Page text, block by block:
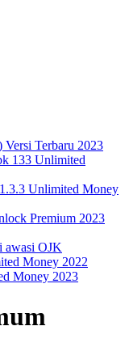
Terbaru 2023
Unlimited Money
Premium 2023
awasi OJK
Money 2023